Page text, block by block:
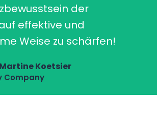
der
effektive und
Weise zu schärfen!
Koetsier
Company